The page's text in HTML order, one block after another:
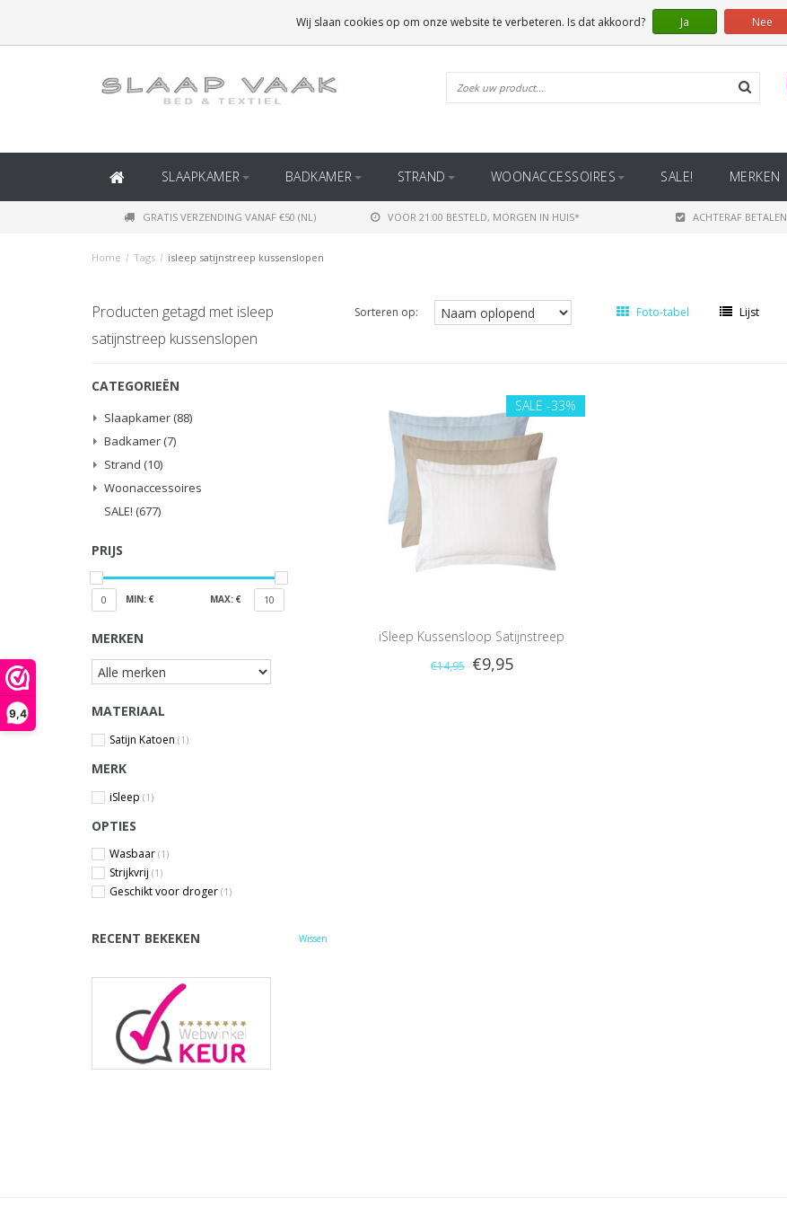
9,4
(BINNEN BELGIË)
SLAAPKAMER BADKAMER STRAND WOONACCESSOIRES SALE! MERKEN
GRATIS VERZENDING VANAF €50 (NL) VOOR 21:00 BESTELD, MORGEN IN HUIS* ACHTERAF BETALEN
Home / Tags / isleep satijnstreep kussenslopen
Producten getagd met isleep
satijnstreep kussenslopen
Sorteren op: Foto-tabel Lijst
CATEGORIEËN
Slaapkamer (88)
Badkamer (7)
Strand (10)
Woonaccessoires
SALE! (677)
PRIJS
0 MIN: € MAX: € 10
MERKEN
MATERIAAL
Satijn Katoen (1)
MERK
iSleep (1)
OPTIES
Wasbaar (1)
Strijkvrij (1)
Geschikt voor droger (1)
RECENT BEKEKEN Wissen
SALE -33%
iSleep Kussensloop Satijnstreep
€14,95 €9,95
Wij slaan cookies op om onze website te verbeteren. Is dat akkoord? Ja Nee